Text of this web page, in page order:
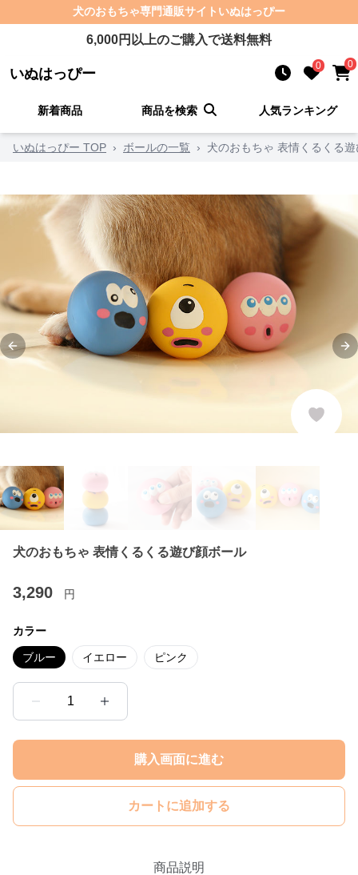
犬のおもちゃ専門通販サイト いぬはっぴー
6,000円以上のご購入で送料無料
いぬはっぴー 0 0
新着商品 商品を検索 人気ランキング
いぬはっぴー TOP › ボールの一覧 › 犬のおもちゃ 表情くるくる
Previous slide
犬のおもちゃ 表情くるくる遊び顔ボール
3,290 円
カラー
ブルー イエロー ピンク
1
購入画面に進む
カートに追加する
商品説明